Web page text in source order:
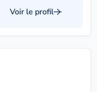
Voir le profil